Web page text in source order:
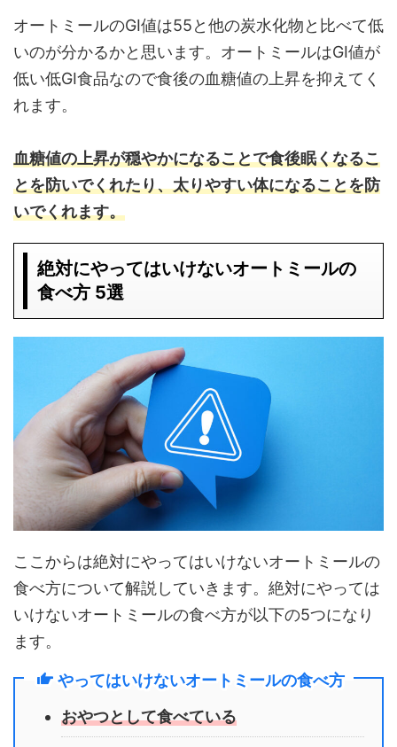
オートミールのGI値は55と他の炭水化物と比べて低
いのが分かるかと思います。オートミールはGI値が
低い低GI食品なので食後の血糖値の上昇を抑えてく
れます。
血糖値の上昇が穏やかになることで食後眠くなるこ
とを防いでくれたり、太りやすい体になることを防
いでくれます。
絶対にやってはいけないオートミールの
食べ方 5選
ここからは絶対にやってはいけないオートミールの
食べ方について解説していきます。絶対にやっては
いけないオートミールの食べ方が以下の5つになり
ます。
やってはいけないオートミールの食べ方
おやつとして食べている